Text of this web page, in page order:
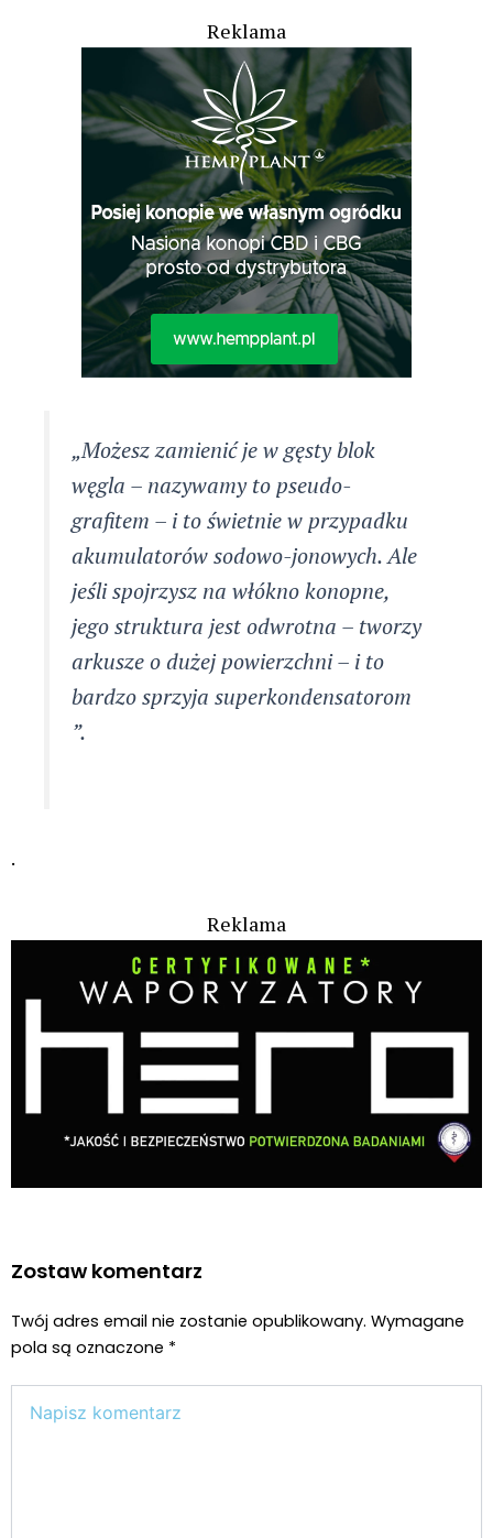
Reklama
„Możesz zamienić je w gęsty blok
węgla – nazywamy to pseudo-
grafitem – i to świetnie w przypadku
akumulatorów sodowo-jonowych. Ale
jeśli spojrzysz na włókno konopne,
jego struktura jest odwrotna – tworzy
arkusze o dużej powierzchni – i to
bardzo sprzyja superkondensatorom
”.
.
Reklama
Zostaw komentarz
Twój adres email nie zostanie opublikowany. Wymagane
pola są oznaczone *
tutaj..